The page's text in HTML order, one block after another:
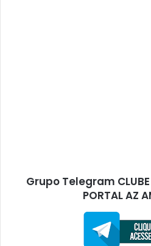
Grupo Telegram CLUBE
PORTAL AZ